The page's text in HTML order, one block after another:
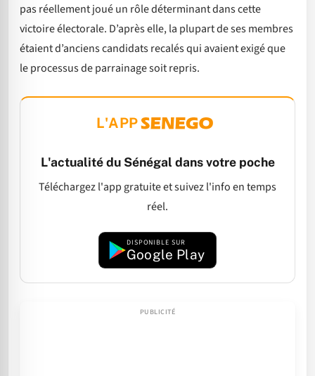
pas réellement joué un rôle déterminant dans cette
victoire électorale. D’après elle, la plupart de ses membres
étaient d’anciens candidats recalés qui avaient exigé que
le processus de parrainage soit repris.
L'APP
L'actualité du Sénégal dans votre poche
Téléchargez l'app gratuite et suivez l'info en temps
réel.
DISPONIBLE SUR
Google Play